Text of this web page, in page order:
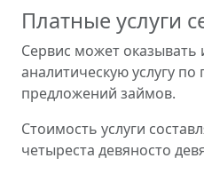
Платные услуги
Сервис может
аналитическую услугу
предложений займов.
Стоимость услуги
четыреста девяносто